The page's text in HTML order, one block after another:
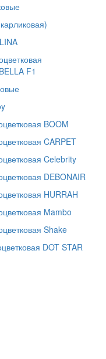
F1
BOOM
CARPET
Celebrity
DEBONAIR
HURRAH
Mambo
Shake
DOT STAR